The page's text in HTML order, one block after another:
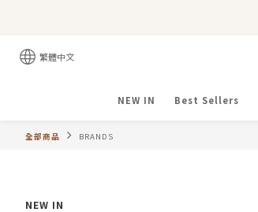
繁體中文
NEW IN Best Sellers
全部商品 BRANDS
NEW IN